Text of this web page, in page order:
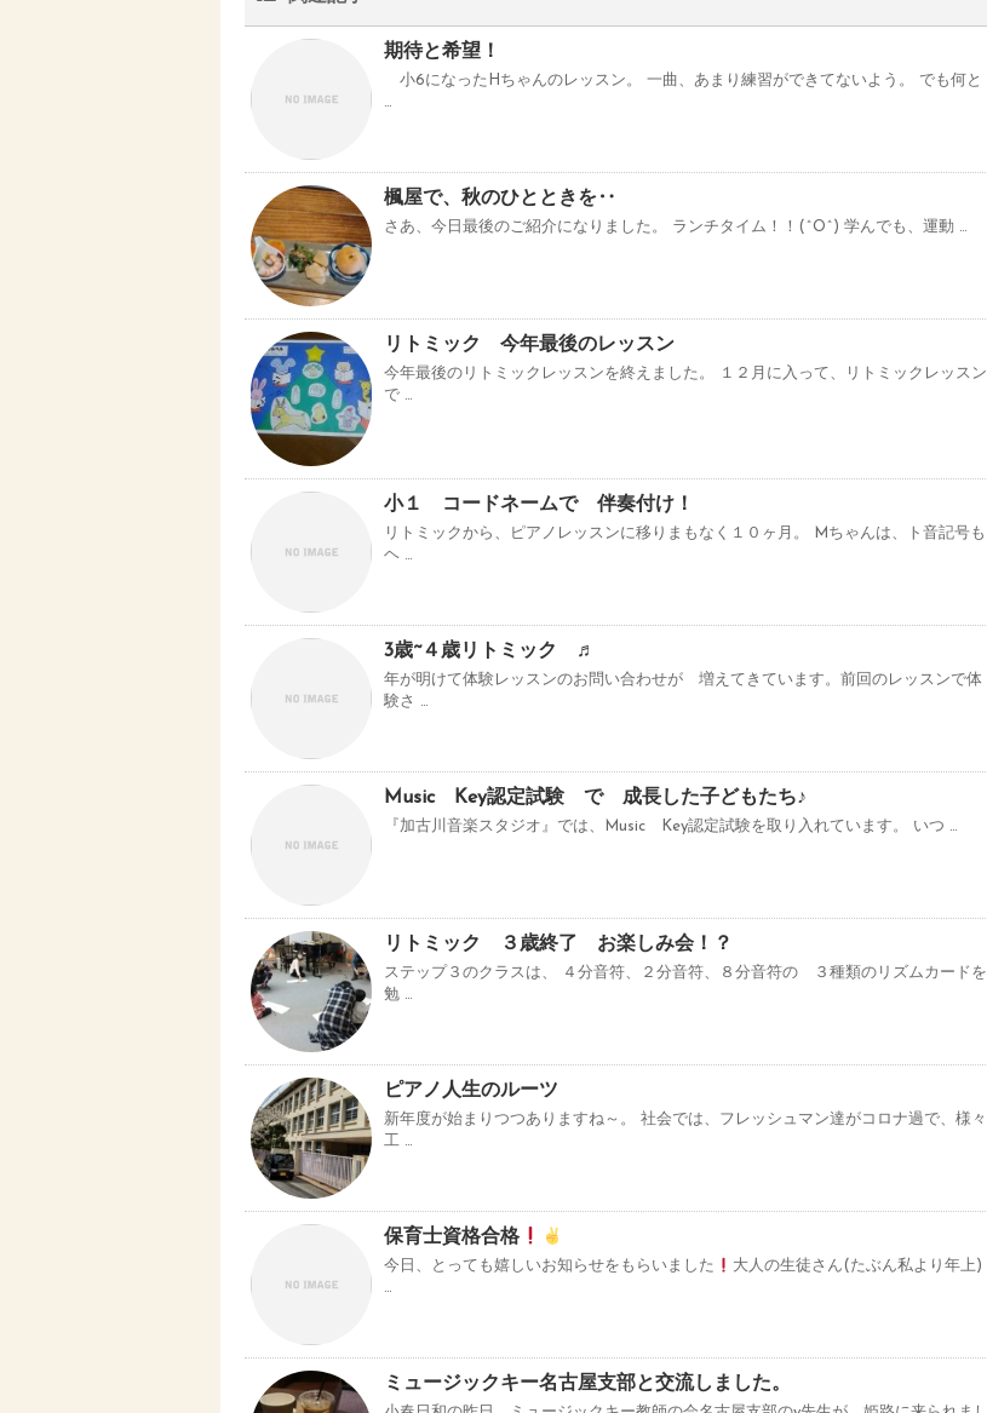
期待と希望！
小6になったHちゃんのレッスン。 一曲、あまり練習ができてないよう。 でも何と
…
楓屋で、秋のひとときを‥
さあ、今日最後のご紹介になりました。 ランチタイム！！(^O^) 学んでも、運動 …
リトミック 今年最後のレッスン
今年最後のリトミックレッスンを終えました。 １２月に入って、リトミックレッスン
で …
小１ コードネームで 伴奏付け！
リトミックから、ピアノレッスンに移りまもなく１０ヶ月。 Mちゃんは、ト音記号も
ヘ …
3歳~４歳リトミック ♬
年が明けて体験レッスンのお問い合わせが 増えてきています。前回のレッスンで体
験さ …
Music Key認定試験 で 成長した子どもたち♪
『加古川音楽スタジオ』では、Music Key認定試験を取り入れています。 いつ …
リトミック ３歳終了 お楽しみ会！？
ステップ３のクラスは、 ４分音符、２分音符、８分音符の ３種類のリズムカードを
勉 …
ピアノ人生のルーツ
新年度が始まりつつありますね～。 社会では、フレッシュマン達がコロナ過で、様々
工 …
保育士資格合格
今日、とっても嬉しいお知らせをもらいました
大人の生徒さん(たぶん私より年上)
…
ミュージックキー名古屋支部と交流しました。